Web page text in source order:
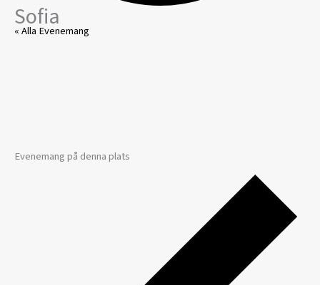
Sofia
« Alla Evenemang
Evenemang på denna plats